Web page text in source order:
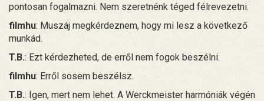
pontosan fogalmazni. Nem szeretnénk téged félrevezetni.
filmhu: Muszáj megkérdeznem, hogy mi lesz a következő
munkád.
T.B.: Ezt kérdezheted, de erről nem fogok beszélni.
filmhu: Erről sosem beszélsz.
T.B.: Igen, mert nem lehet. A Werckmeister harmóniák végén